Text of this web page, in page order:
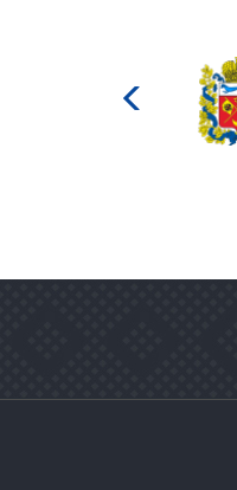
культуры
Российской